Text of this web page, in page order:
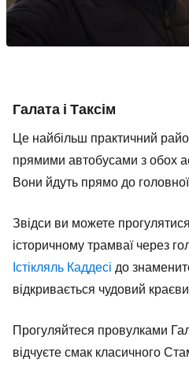
Галата і Таксім
Це найбільш практичний
прямими автобусами з обох
Вони йдуть прямо до
Звідси ви можете
історичному трамваї через
Істікляль Каддесі до
відкривається чудовий
Прогуляйтеся провулками
відчуєте смак класичного